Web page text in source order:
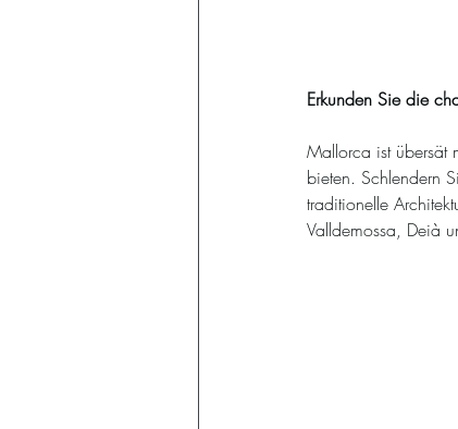
Erkunden Sie die
Mallorca ist übersät
bieten. Schlendern
traditionelle
Valldemossa, Deià